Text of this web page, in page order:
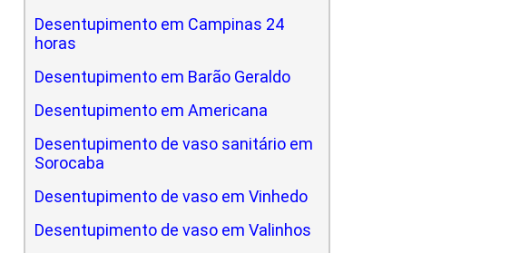
Desentupimento em Campinas 24
horas
Desentupimento em Barão Geraldo
Desentupimento em Americana
Desentupimento de vaso sanitário em
Sorocaba
Desentupimento de vaso em Vinhedo
Desentupimento de vaso em Valinhos